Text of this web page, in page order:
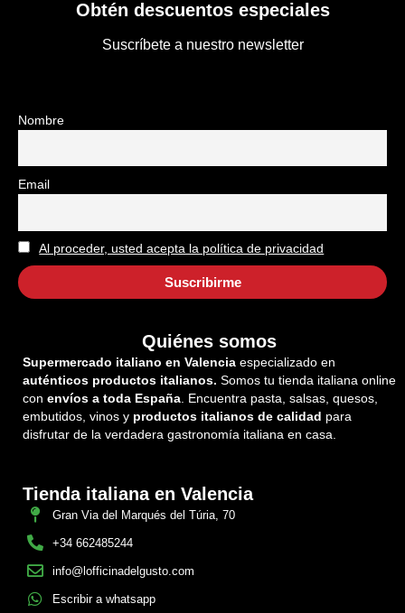
Obtén descuentos especiales
Suscríbete a nuestro newsletter
Nombre
Email
Al proceder, usted acepta la política de privacidad
Quiénes somos
Supermercado italiano en Valencia especializado en
auténticos productos italianos. Somos tu tienda italiana online
con envíos a toda España . Encuentra pasta, salsas, quesos,
embutidos, vinos y productos italianos de calidad para
disfrutar de la verdadera gastronomía italiana en casa.
Tienda italiana en Valencia
Gran Via del Marqués del Túria, 70
+34 662485244
info@lofficinadelgusto.com
Escribir a whatsapp